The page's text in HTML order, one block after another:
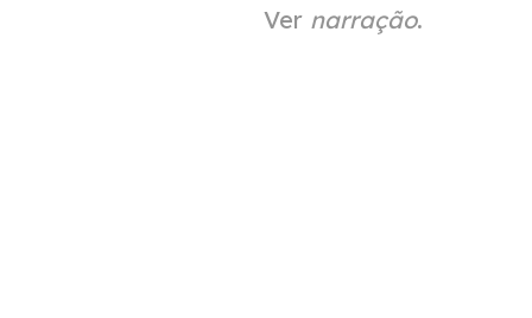
Ver narração.